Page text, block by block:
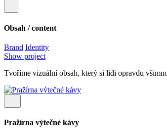
Obsah / content
Brand Identity
Show project
Tvoříme vizuální obsah, který si lidi opravdu
Pražírna výtečné kávy